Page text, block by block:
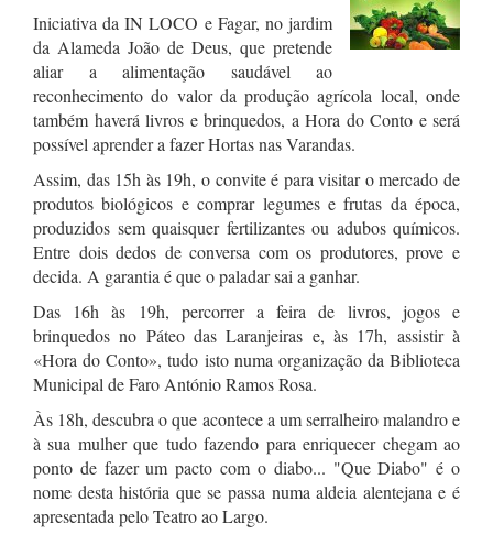
Iniciativa da IN LOCO e Fagar, no jardim
da Alameda João de Deus, que pretende
aliar a alimentação saudável ao
reconhecimento do valor da produção agrícola local, onde
também haverá livros e brinquedos, a Hora do Conto e será
possível aprender a fazer Hortas nas Varandas.
Assim, das 15h às 19h, o convite é para visitar o mercado de
produtos biológicos e comprar legumes e frutas da época,
produzidos sem quaisquer fertilizantes ou adubos químicos.
Entre dois dedos de conversa com os produtores, prove e
decida. A garantia é que o paladar sai a ganhar.
Das 16h às 19h, percorrer a feira de livros, jogos e
brinquedos no Páteo das Laranjeiras e, às 17h, assistir à
«Hora do Conto», tudo isto numa organização da Biblioteca
Municipal de Faro António Ramos Rosa.
Às 18h, descubra o que acontece a um serralheiro malandro e
à sua mulher que tudo fazendo para enriquecer chegam ao
ponto de fazer um pacto com o diabo... "Que Diabo" é o
nome desta história que se passa numa aldeia alentejana e é
apresentada pelo Teatro ao Largo.